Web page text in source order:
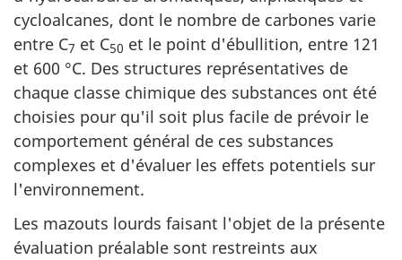
cycloalcanes, dont le nombre de carbones varie
entre C7 et C50 et le point d'ébullition, entre 121
et 600 °C. Des structures représentatives de
chaque classe chimique des substances ont été
choisies pour qu'il soit plus facile de prévoir le
comportement général de ces substances
complexes et d'évaluer les effets potentiels sur
l'environnement.
Les mazouts lourds faisant l'objet de la présente
évaluation préalable sont restreints aux